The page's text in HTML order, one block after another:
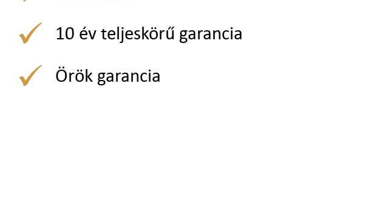
10 év teljeskörű garancia
Örök garancia